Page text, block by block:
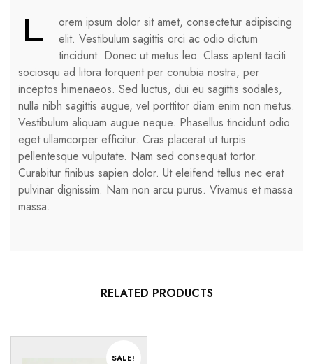
L
orem ipsum dolor sit amet, consectetur adipiscing
elit. Vestibulum sagittis orci ac odio dictum
tincidunt. Donec ut metus leo. Class aptent taciti
sociosqu ad litora torquent per conubia nostra, per
inceptos himenaeos. Sed luctus, dui eu sagittis sodales,
nulla nibh sagittis augue, vel porttitor diam enim non metus.
Vestibulum aliquam augue neque. Phasellus tincidunt odio
eget ullamcorper efficitur. Cras placerat ut turpis
pellentesque vulputate. Nam sed consequat tortor.
Curabitur finibus sapien dolor. Ut eleifend tellus nec erat
pulvinar dignissim. Nam non arcu purus. Vivamus et massa
massa.
RELATED PRODUCTS
SALE!